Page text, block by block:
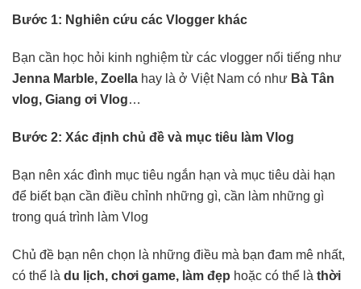
Bước 1: Nghiên cứu các Vlogger khác
Bạn cần học hỏi kinh nghiệm từ các vlogger nổi tiếng như
Jenna Marble, Zoella hay là ở Việt Nam có như Bà Tân
vlog, Giang ơi Vlog…
Bước 2: Xác định chủ đề và mục tiêu làm Vlog
Bạn nên xác đình mục tiêu ngắn hạn và mục tiêu dài hạn
để biết bạn cần điều chỉnh những gì, cần làm những gì
trong quá trình làm Vlog
Chủ đề bạn nên chọn là những điều mà bạn đam mê nhất,
có thể là du lịch, chơi game, làm đẹp hoặc có thể là thời